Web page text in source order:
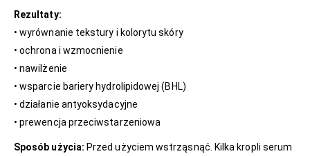
Rezultaty:
• wyrównanie tekstury i kolorytu skóry
• ochrona i wzmocnienie
• nawilżenie
• wsparcie bariery hydrolipidowej (BHL)
• działanie antyoksydacyjne
• prewencja przeciwstarzeniowa
Sposób użycia: Przed użyciem wstrząsnąć. Kilka kropli serum